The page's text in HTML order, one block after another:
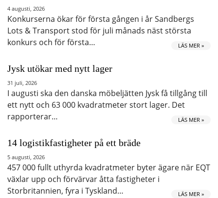
4 augusti, 2026
Konkurserna ökar för första gången i år Sandbergs
Lots & Transport stod för juli månads näst största
konkurs och för första…
LÄS MER »
Jysk utökar med nytt lager
31 juli, 2026
I augusti ska den danska möbeljätten Jysk få tillgång till
ett nytt och 63 000 kvadratmeter stort lager. Det
rapporterar…
LÄS MER »
14 logistikfastigheter på ett bräde
5 augusti, 2026
457 000 fullt uthyrda kvadratmeter byter ägare när EQT
växlar upp och förvärvar åtta fastigheter i
Storbritannien, fyra i Tyskland…
LÄS MER »